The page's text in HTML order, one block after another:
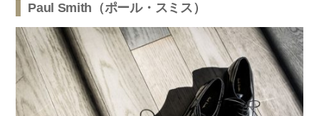
Paul Smith（ポール・スミス）